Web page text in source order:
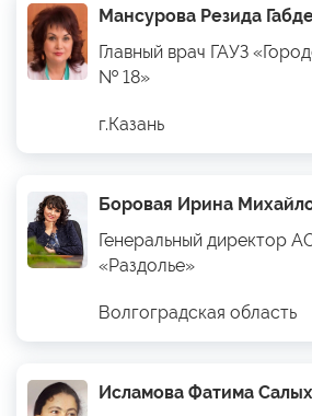
Мансурова Резида
Главный врач ГАУЗ
№ 18»
г.Казань
Боровая Ирина
Генеральный директор
«Раздолье»
Волгоградская область
Исламова Фатима